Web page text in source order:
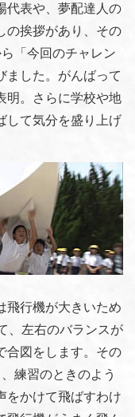
代表や、夢配達人の
の挨拶があり、その
「今回のチャレン
ました。がんばって
明。さらに学校や地
して気分を盛り上げ
飛行機が大きいため
、左右のバランスが
合図をします。その
練習のときのよう
をかけて飛ばすわけ